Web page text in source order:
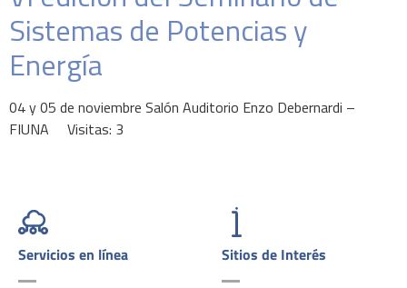
Sistemas de Potencias y
Energía
04 y 05 de noviembre Salón Auditorio Enzo Debernardi –
FIUNA Visitas: 3
Servicios en línea Sitios de Interés